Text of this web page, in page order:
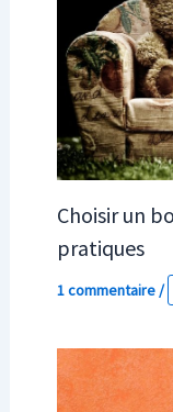
Choisir un
pratiques
1 commentaire/